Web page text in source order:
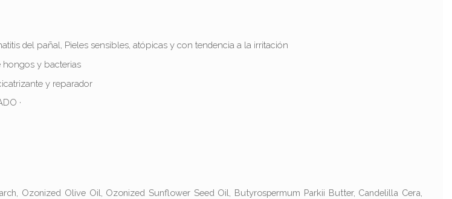
del pañal, Pieles sensibles, atópicas y con tendencia a la irritación
hongos y bacterias
y reparador
·
Ozonized Olive Oil, Ozonized Sunflower Seed Oil, Butyrospermum Parkii Butter, Candelilla Cera,